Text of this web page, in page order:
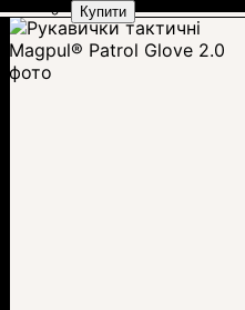
Купити